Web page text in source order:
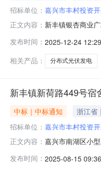
招标单位： 嘉兴市丰村投资
正文内容： 新丰镇银杏商业
目工程地点嘉兴
银杏汇商
发布时间： 2025-12-24 12:29
相关产品：
分布式光伏发电
新丰镇新荷路449号
中标｜中标通知 浙江省
招标单位： 嘉兴市丰村投资
正文内容： 嘉兴市南湖区小
理浙江和诚房地
发布时间： 2025-08-15 09:36